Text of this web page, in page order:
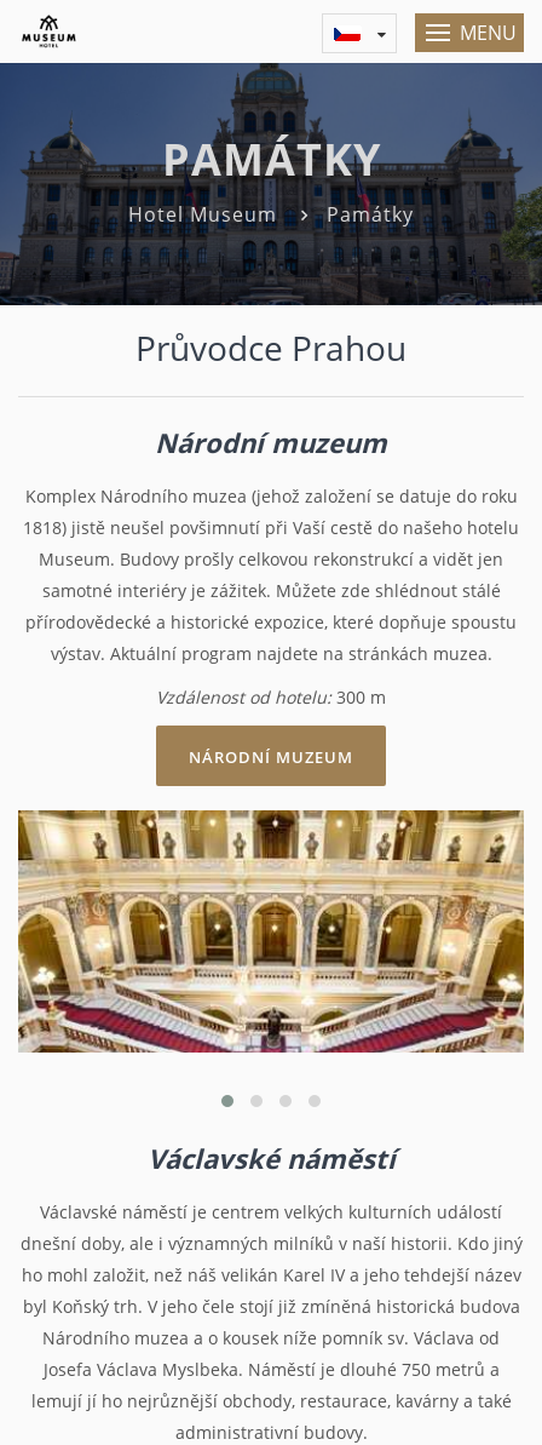
MENU
PAMÁTKY
Hotel Museum Památky
Průvodce Prahou
Národní muzeum
Komplex Národního muzea (jehož založení se datuje do roku
1818) jistě neušel povšimnutí při Vaší cestě do našeho hotelu
Museum. Budovy prošly celkovou rekonstrukcí a vidět jen
samotné interiéry je zážitek. Můžete zde shlédnout stálé
přírodovědecké a historické expozice, které dopňuje spoustu
výstav. Aktuální program najdete na stránkách muzea.
Vzdálenost od hotelu:300 m
NÁRODNÍ MUZEUM
Václavské náměstí
Václavské náměstí je centrem velkých kulturních událostí
dnešní doby, ale i významných milníků v naší historii. Kdo jiný
ho mohl založit, než náš velikán Karel IV a jeho tehdejší název
byl Koňský trh. V jeho čele stojí již zmíněná historická budova
Národního muzea a o kousek níže pomník sv. Václava od
Josefa Václava Myslbeka. Náměstí je dlouhé 750 metrů a
lemují jí ho nejrůznější obchody, restaurace, kavárny a také
administrativní budovy.